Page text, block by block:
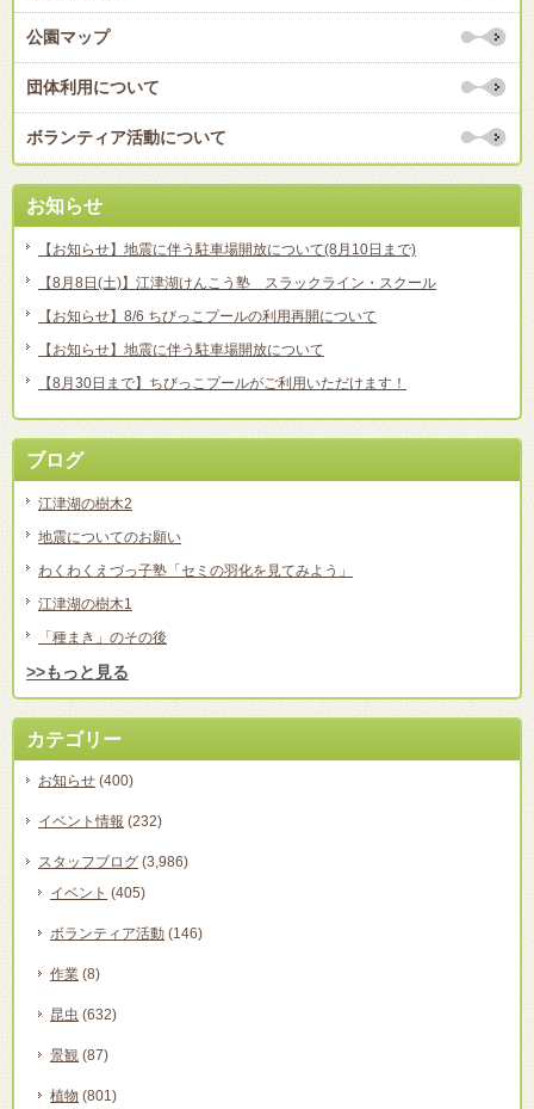
公園マップ
団体利用について
ボランティア活動について
お知らせ
【お知らせ】地震に伴う駐車場開放について(8月10日まで)
【8月8日(土)】江津湖けんこう塾 スラックライン・スクール
【お知らせ】8/6 ちびっこプールの利用再開について
【お知らせ】地震に伴う駐車場開放について
【8月30日まで】ちびっこプールがご利用いただけます！
ブログ
江津湖の樹木2
地震についてのお願い
わくわくえづっ子塾「セミの羽化を見てみよう」
江津湖の樹木1
「種まき」のその後
>>もっと見る
カテゴリー
お知らせ (400)
イベント情報 (232)
スタッフブログ (3,986)
イベント (405)
ボランティア活動 (146)
作業 (8)
昆虫 (632)
景観 (87)
植物 (801)